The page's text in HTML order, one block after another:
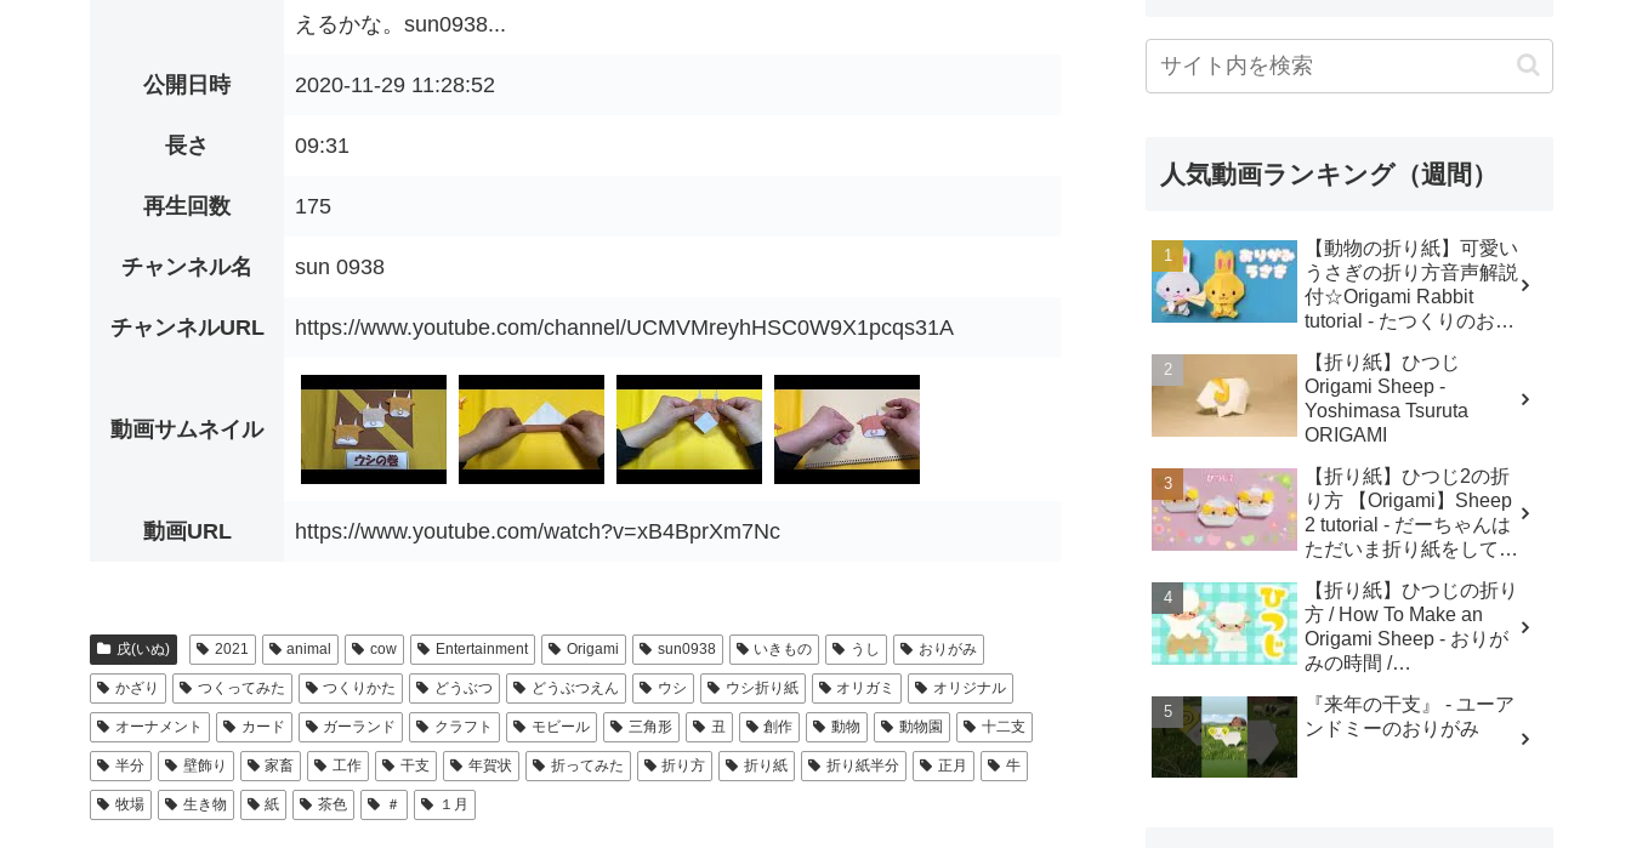
えるかな。sun0938...
公開日時 2020-11-29 11:28:52
長さ 09:31
再生回数 175
チャンネル名 sun 0938
チャンネルURL https://www.youtube.com/channel/UCMVMreyhHSC0W9X1pcqs31A
動画サムネイル
動画URL https://www.youtube.com/watch?v=xB4BprXm7Nc
戌(いぬ) 2021 animal cow Entertainment Origami sun0938 いきもの うし おりがみ
かざり つくってみた つくりかた どうぶつ どうぶつえん ウシ ウシ折り紙 オリガミ オリジナル
オーナメント カード ガーランド クラフト モビール 三角形 丑 創作 動物 動物園 十二支
半分 壁飾り 家畜 工作 干支 年賀状 折ってみた 折り方 折り紙 折り紙半分 正月 牛
牧場 生き物 紙 茶色 ＃ １月
人気動画ランキング（週間）
【動物の折り紙】可愛い
うさぎの折り方音声解説
付☆Origami Rabbit
tutorial - たつくりのおり
【折り紙】ひつじ
Origami Sheep -
Yoshimasa Tsuruta
ORIGAMI
【折り紙】ひつじ2の折
り方 【Origami】Sheep
2 tutorial - だーちゃんは
ただいま折り紙をしてま
【折り紙】ひつじの折り
方 / How To Make an
Origami Sheep - おりが
みの時間 /
『来年の干支』 - ユーア
ンドミーのおりがみ